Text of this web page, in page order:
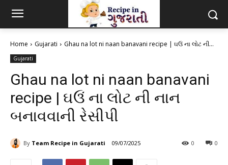
Home Gujarati Ghau na lot ni naan banavani recipe | ઘઉં ના લોટ ની...
Gujarati
Ghau na lot ni naan banavani
recipe | ઘઉં ના લોટ ની નાન
બનાવવાની રેસીપી
By Team Recipe in Gujarati 09/07/2025 0
0